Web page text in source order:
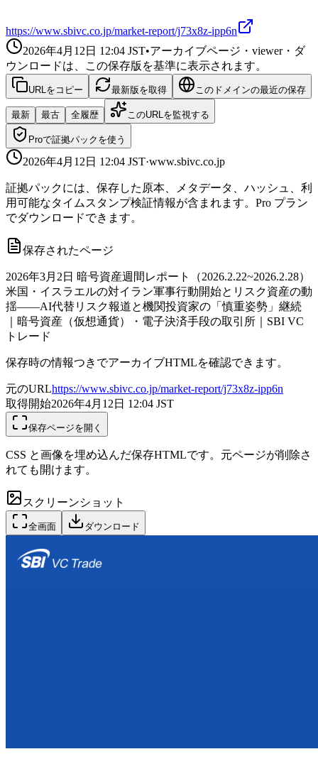
https://www.sbivc.co.jp/market-report/j73x8z-ipp6n
2026年4月12日 12:04 JST•アーカイブページ・viewer・ダ
ウンロードは、この保存版を基準に表示されます。
URLをコピー 最新版を取得 このドメインの最近の保存
最新 最古 全履歴 このURLを監視する
Proで証拠パックを使う
2026年4月12日 12:04 JST·www.sbivc.co.jp
証拠パックには、保存した原本、メタデータ、ハッシュ、利
用可能なタイムスタンプ検証情報が含まれます。Pro プラン
でダウンロードできます。
保存されたページ
2026年3月2日 暗号資産週間レポート（2026.2.22~2026.2.28）
米国・イスラエルの対イラン軍事行動開始とリスク資産の動
揺――AI代替リスク報道と機関投資家の「慎重姿勢」継続
｜暗号資産（仮想通貨）・電子決済手段の取引所｜SBI VC
トレード
保存時の情報つきでアーカイブHTMLを確認できます。
元のURLhttps://www.sbivc.co.jp/market-report/j73x8z-ipp6n
取得開始2026年4月12日 12:04 JST
保存ページを開く
CSS と画像を埋め込んだ保存HTMLです。元ページが削除さ
れても開けます。
スクリーンショット
全画面 ダウンロード